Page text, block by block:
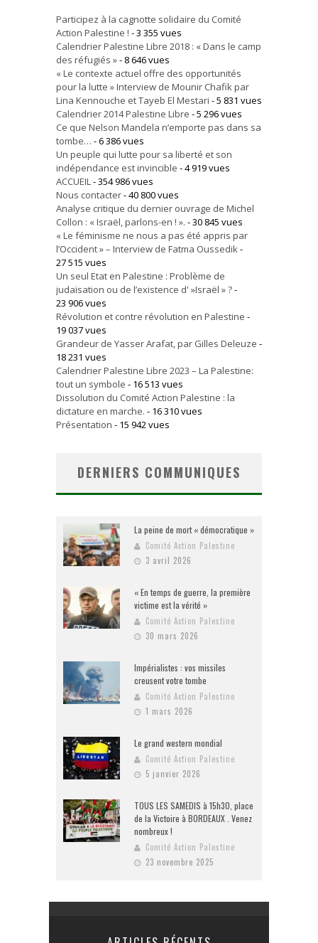
Participez à la cagnotte solidaire du Comité
Action Palestine ! - 3 355 vues
Calendrier Palestine Libre 2018 : « Dans le camp
des réfugiés »- 8 646 vues
« Le contexte actuel offre des opportunités
pour la lutte » Interview de Mounir Chafik par
Lina Kennouche et Tayeb El Mestari - 5 831 vues
Calendrier 2014 Palestine Libre - 5 296 vues
Ce que Nelson Mandela n’emporte pas dans sa
tombe… - 6 386 vues
Un peuple qui lutte pour sa liberté et son
indépendance est invincible - 4 919 vues
ACCUEIL- 354 986 vues
Nous contacter- 40 800 vues
Analyse critique du dernier ouvrage de Michel
Collon : « Israël, parlons-en ! ». - 30 845 vues
« Le féminisme ne nous a pas été appris par
l’Occident » – Interview de Fatma Oussedik-
27 515 vues
Un seul Etat en Palestine : Problème de
judaïsation ou de l’existence d' »Israël » ?-
23 906 vues
Révolution et contre révolution en Palestine -
19 037 vues
Grandeur de Yasser Arafat, par Gilles Deleuze -
18 231 vues
Calendrier Palestine Libre 2023 – La Palestine:
tout un symbole - 16 513 vues
Dissolution du Comité Action Palestine : la
dictature en marche. - 16 310 vues
Présentation - 15 942 vues
DERNIERS COMMUNIQUES
La peine de mort « démocratique »
Comité Action Palestine
3 avril 2026
« En temps de guerre, la première
victime est la vérité »
Comité Action Palestine
30 mars 2026
Impérialistes : vos missiles
creusent votre tombe
Comité Action Palestine
1 mars 2026
Le grand western mondial
Comité Action Palestine
5 janvier 2026
TOUS LES SAMEDIS à 15h30, place
de la Victoire à BORDEAUX . Venez
nombreux !
Comité Action Palestine
23 novembre 2025